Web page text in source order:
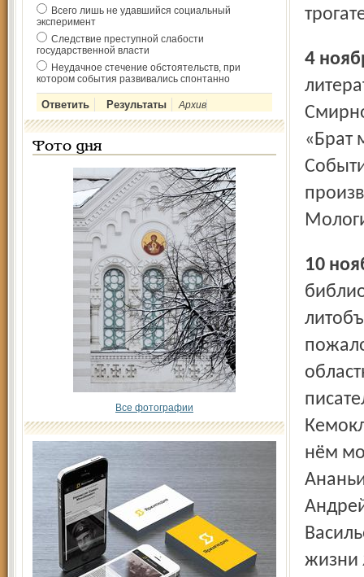
Всего лишь не удавшийся социальный
эксперимент
Следствие преступной слабости
государственной власти
Неудачное стечение обстоятельств, при
котором события развивались спонтанно
Архив
Фото дня
Все фотографии
4
«Брат
10
нём
жизни